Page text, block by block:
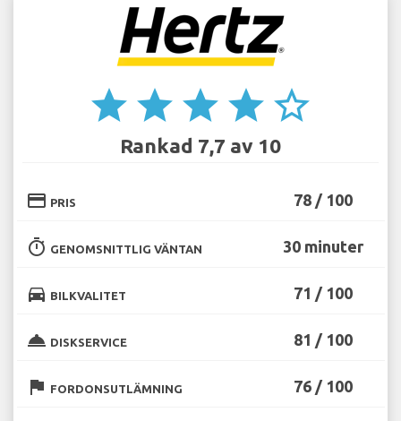
star star star star star_border
Rankad 7,7 av 10
credit_card PRIS 78 / 100
timer GENOMSNITTLIG VÄNTAN 30 minuter
directions_car BILKVALITET 71 / 100
room_service DISKSERVICE 81 / 100
flag FORDONSUTLÄMNING 76 / 100